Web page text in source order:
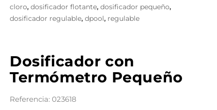
cloro, dosificador flotante, dosificador pequeño,
dosificador regulable, dpool, regulable
Dosificador con
Termómetro Pequeño
Referencia: 023618